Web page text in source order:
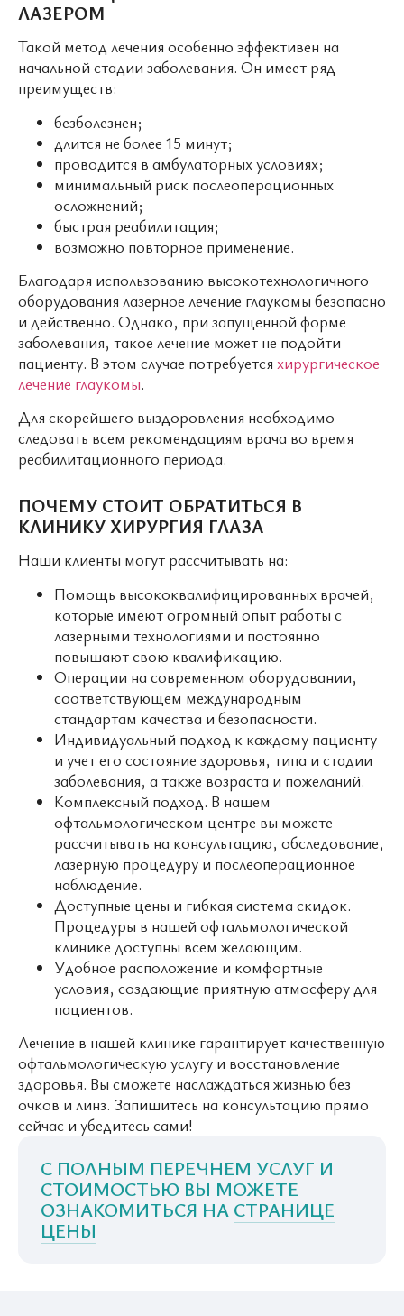
ЛАЗЕРОМ
Такой метод лечения особенно эффективен на
начальной стадии заболевания. Он имеет ряд
преимуществ:
безболезнен;
длится не более 15 минут;
проводится в амбулаторных условиях;
минимальный риск послеоперационных
осложнений;
быстрая реабилитация;
возможно повторное применение.
Благодаря использованию высокотехнологичного
оборудования лазерное лечение глаукомы безопасно
и действенно. Однако, при запущенной форме
заболевания, такое лечение может не подойти
пациенту. В этом случае потребуется хирургическое
лечение глаукомы.
Для скорейшего выздоровления необходимо
следовать всем рекомендациям врача во время
реабилитационного периода.
ПОЧЕМУ СТОИТ ОБРАТИТЬСЯ В
КЛИНИКУ ХИРУРГИЯ ГЛАЗА
Наши клиенты могут рассчитывать на:
Помощь высококвалифицированных врачей,
которые имеют огромный опыт работы с
лазерными технологиями и постоянно
повышают свою квалификацию.
Операции на современном оборудовании,
соответствующем международным
стандартам качества и безопасности.
Индивидуальный подход к каждому пациенту
и учет его состояние здоровья, типа и стадии
заболевания, а также возраста и пожеланий.
Комплексный подход. В нашем
офтальмологическом центре вы можете
рассчитывать на консультацию, обследование,
лазерную процедуру и послеоперационное
наблюдение.
Доступные цены и гибкая система скидок.
Процедуры в нашей офтальмологической
клинике доступны всем желающим.
Удобное расположение и комфортные
условия, создающие приятную атмосферу для
пациентов.
Лечение в нашей клинике гарантирует качественную
офтальмологическую услугу и восстановление
здоровья. Вы сможете наслаждаться жизнью без
очков и линз. Запишитесь на консультацию прямо
сейчас и убедитесь сами!
С ПОЛНЫМ ПЕРЕЧНЕМ УСЛУГ И
СТОИМОСТЬЮ ВЫ МОЖЕТЕ
ОЗНАКОМИТЬСЯ НА СТРАНИЦЕ
ЦЕНЫ